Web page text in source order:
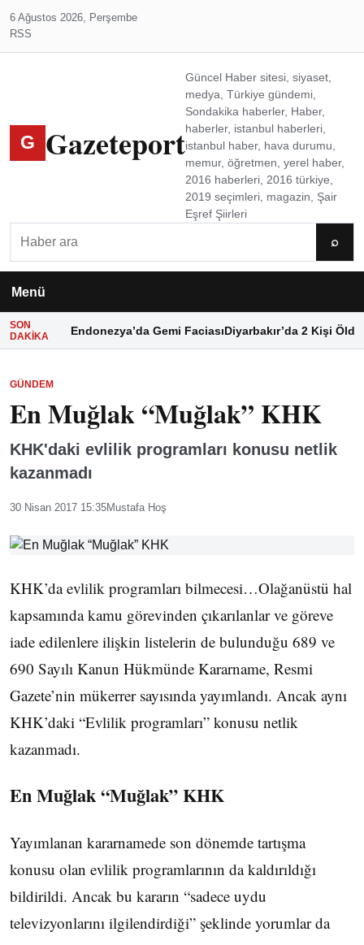
6 Ağustos 2026, Perşembe
RSS
G Gazeteport
Güncel Haber sitesi, siyaset,
medya, Türkiye gündemi,
Sondakika haberler, Haber,
haberler, istanbul haberleri,
istanbul haber, hava durumu,
memur, öğretmen, yerel haber,
2016 haberleri, 2016 türkiye,
2019 seçimleri, magazin, Şair
Eşref Şiirleri
⌕
Menü
SON
DAKIKA
Endonezya’da Gemi FaciasıDiyarbakır’da 2 Kişi Öldü
GÜNDEM
En Muğlak “Muğlak” KHK
KHK'daki evlilik programları konusu netlik
kazanmadı
30 Nisan 2017 15:35Mustafa Hoş
KHK’da evlilik programları bilmecesi…Olağanüstü hal
kapsamında kamu görevinden çıkarılanlar ve göreve
iade edilenlere ilişkin listelerin de bulunduğu 689 ve
690 Sayılı Kanun Hükmünde Kararname, Resmi
Gazete’nin mükerrer sayısında yayımlandı. Ancak aynı
KHK’daki “Evlilik programları” konusu netlik
kazanmadı.
En Muğlak “Muğlak” KHK
Yayımlanan kararnamede son dönemde tartışma
konusu olan evlilik programlarının da kaldırıldığı
bildirildi. Ancak bu kararın “sadece uydu
televizyonlarını ilgilendirdiği” şeklinde yorumlar da